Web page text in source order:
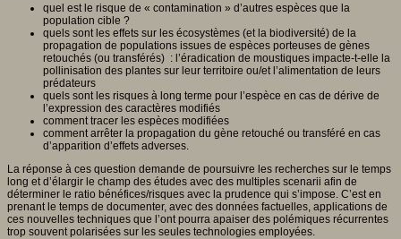
quel est le risque de « contamination » d’autres espèces que la
population cible ?
quels sont les effets sur les écosystèmes (et la biodiversité) de la
propagation de populations issues de espèces porteuses de gènes
retouchés (ou transférés) : l’éradication de moustiques impacte-t-elle la
pollinisation des plantes sur leur territoire ou/et l’alimentation de leurs
prédateurs
quels sont les risques à long terme pour l’espèce en cas de dérive de
l’expression des caractères modifiés
comment tracer les espèces modifiées
comment arrêter la propagation du gène retouché ou transféré en cas
d’apparition d’effets adverses.
La réponse à ces question demande de poursuivre les recherches sur le temps
long et d’élargir le champ des études avec des multiples scenarii afin de
déterminer le ratio bénéfices/risques avec la prudence qui s’impose. C’est en
prenant le temps de documenter, avec des données factuelles, applications de
ces nouvelles techniques que l’ont pourra apaiser des polémiques récurrentes
trop souvent polarisées sur les seules technologies employées.